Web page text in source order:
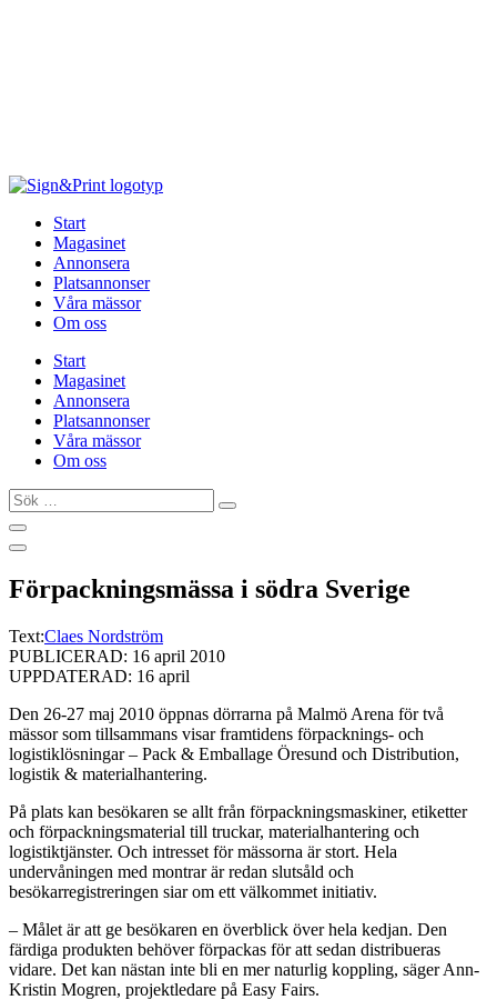
Start
Magasinet
Annonsera
Platsannonser
Våra mässor
Om oss
Start
Magasinet
Annonsera
Platsannonser
Våra mässor
Om oss
Sök
…
Förpackningsmässa i södra Sverige
Text:Claes Nordström
PUBLICERAD: 16 april 2010
UPPDATERAD: 16 april
Den 26-27 maj 2010 öppnas dörrarna på Malmö Arena för två
mässor som tillsammans visar framtidens förpacknings- och
logistiklösningar – Pack & Emballage Öresund och Distribution,
logistik & materialhantering.
På plats kan besökaren se allt från förpackningsmaskiner, etiketter
och förpackningsmaterial till truckar, materialhantering och
logistiktjänster. Och intresset för mässorna är stort. Hela
undervåningen med montrar är redan slutsåld och
besökarregistreringen siar om ett välkommet initiativ.
– Målet är att ge besökaren en överblick över hela kedjan. Den
färdiga produkten behöver förpackas för att sedan distribueras
vidare. Det kan nästan inte bli en mer naturlig koppling, säger Ann-
Kristin Mogren, projektledare på Easy Fairs.